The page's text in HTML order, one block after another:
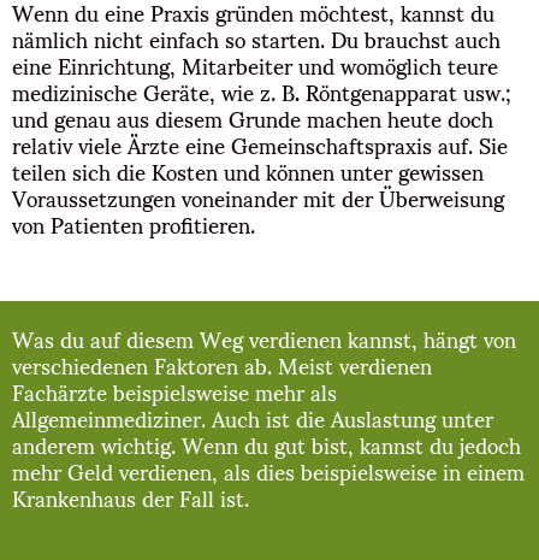
nämlich nicht einfach so starten. Du brauchst auch
eine Einrichtung, Mitarbeiter und womöglich teure
medizinische Geräte, wie z. B.Röntgenapparat usw.;
und genau aus diesem Grunde machen heute doch
relativ viele Ärzte eine Gemeinschaftspraxis auf. Sie
teilen sich die Kosten und können unter gewissen
Voraussetzungen voneinander mit der Überweisung
von Patienten profitieren.
Was du auf diesem Weg verdienen kannst, hängt von
verschiedenen Faktoren ab. Meist verdienen
Fachärzte beispielsweise mehr als
Allgemeinmediziner. Auch ist die Auslastung unter
anderem wichtig. Wenn du gut bist, kannst du jedoch
mehr Geld verdienen, als dies beispielsweise in einem
Krankenhaus der Fall ist.